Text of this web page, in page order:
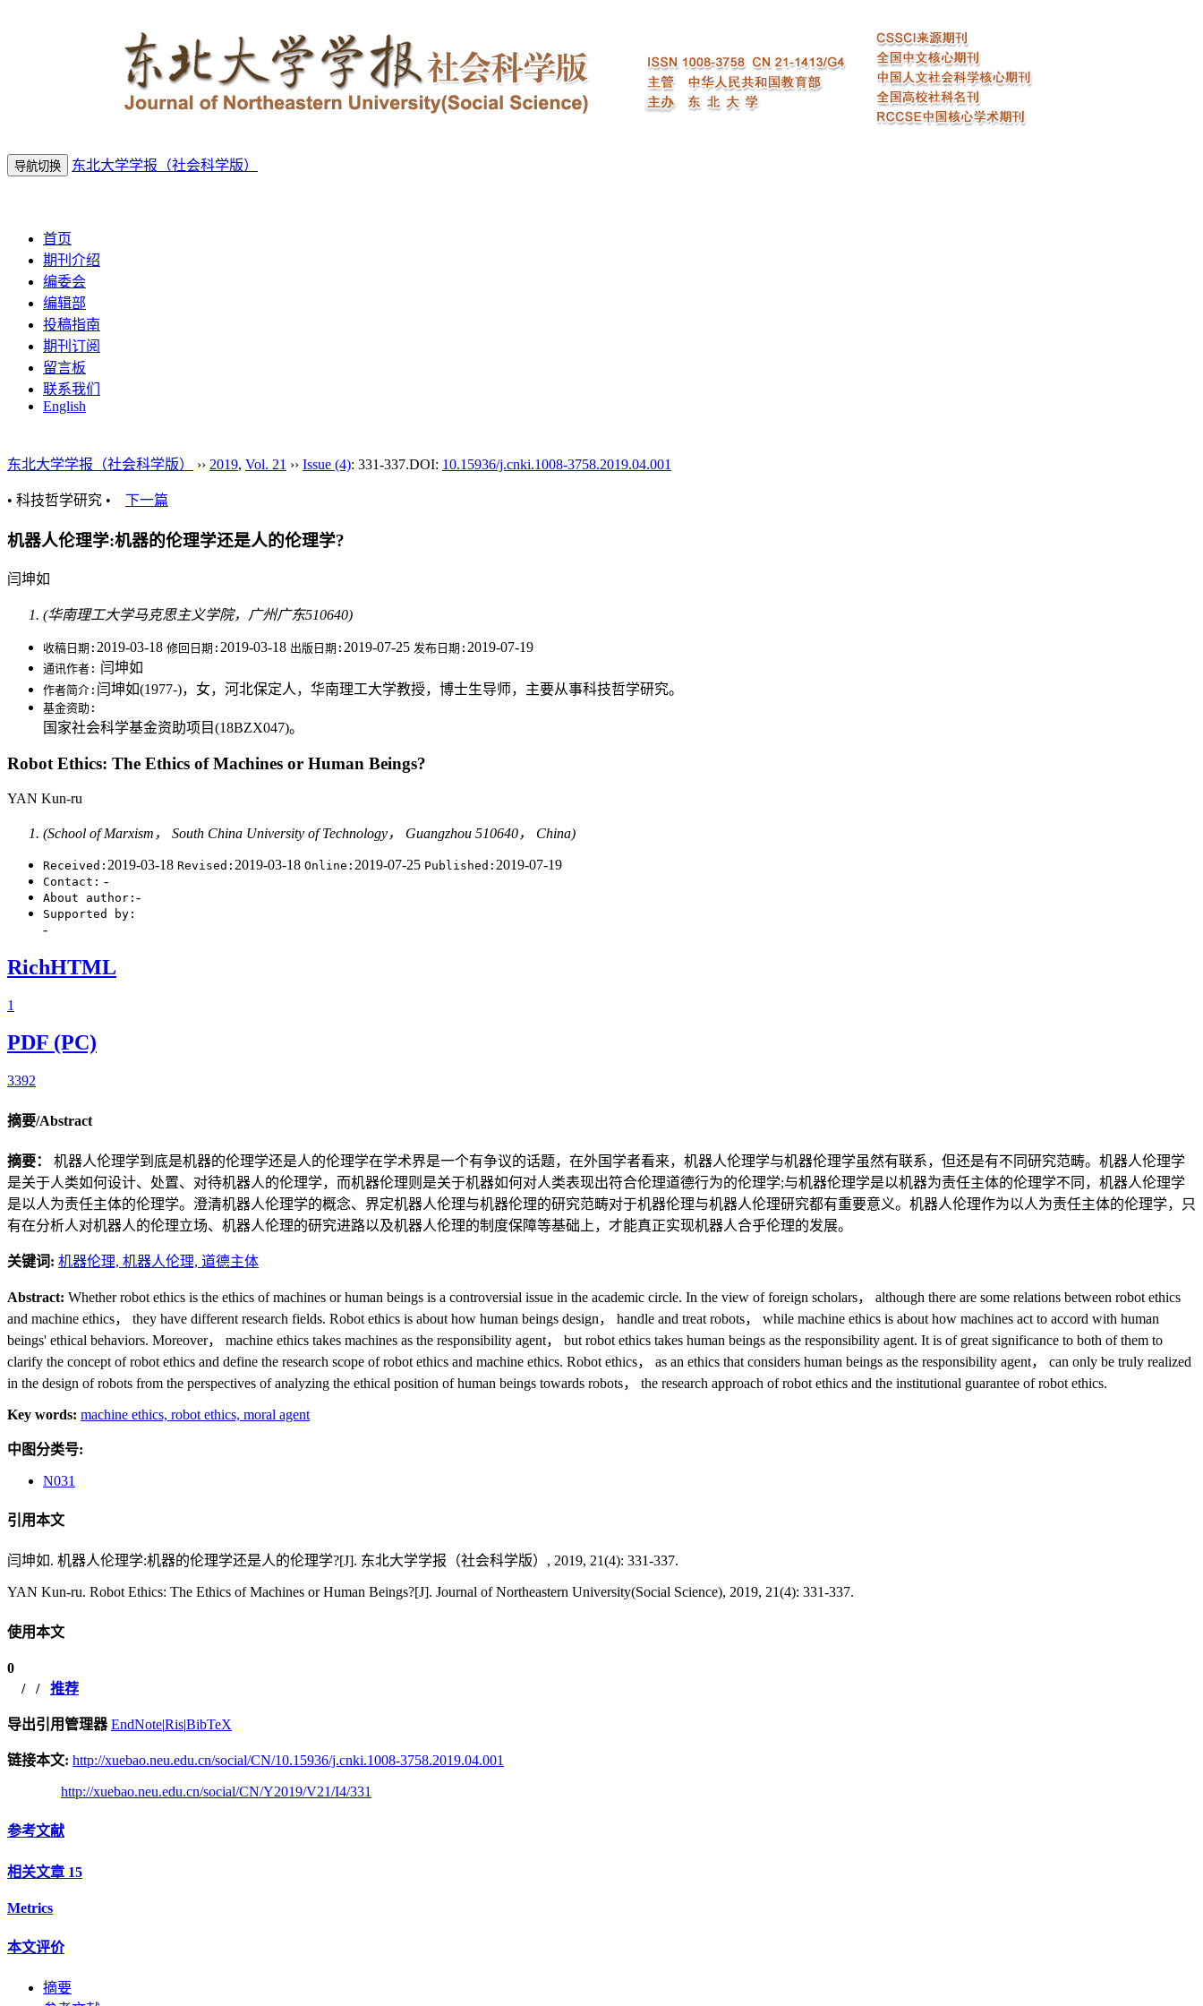
导航切换 东北大学学报（社会科学版）
首页
期刊介绍
编委会
编辑部
投稿指南
期刊订阅
留言板
联系我们
English
东北大学学报（社会科学版） ›› 2019, Vol. 21 ›› Issue (4): 331-337.DOI: 10.15936/j.cnki.1008-3758.2019.04.001
• 科技哲学研究 • 下一篇
机器人伦理学:机器的伦理学还是人的伦理学?
闫坤如
(华南理工大学马克思主义学院，广州广东510640)
收稿日期: 2019-03-18 修回日期: 2019-03-18 出版日期: 2019-07-25 发布日期: 2019-07-19
通讯作者: 闫坤如
作者简介: 闫坤如(1977-)，女，河北保定人，华南理工大学教授，博士生导师，主要从事科技哲学研究。
基金资助:
国家社会科学基金资助项目(18BZX047)。
Robot Ethics: The Ethics of Machines or Human Beings?
YAN Kun-ru
(School of Marxism， South China University of Technology， Guangzhou 510640， China)
Received: 2019-03-18 Revised: 2019-03-18 Online: 2019-07-25 Published: 2019-07-19
Contact: -
About author: -
Supported by:
-
RichHTML
1
PDF (PC)
3392
摘要/Abstract
摘要： 机器人伦理学到底是机器的伦理学还是人的伦理学在学术界是一个有争议的话题，在外国学者看来，机器人伦理学与机器伦理学虽然有联系，但还是有不同研究范畴。机器人伦理学
是关于人类如何设计、处置、对待机器人的伦理学，而机器伦理则是关于机器如何对人类表现出符合伦理道德行为的伦理学;与机器伦理学是以机器为责任主体的伦理学不同，机器人伦理学
是以人为责任主体的伦理学。澄清机器人伦理学的概念、界定机器人伦理与机器伦理的研究范畴对于机器伦理与机器人伦理研究都有重要意义。机器人伦理作为以人为责任主体的伦理学，只
有在分析人对机器人的伦理立场、机器人伦理的研究进路以及机器人伦理的制度保障等基础上，才能真正实现机器人合乎伦理的发展。
关键词: 机器伦理, 机器人伦理, 道德主体
Abstract: Whether robot ethics is the ethics of machines or human beings is a controversial issue in the academic circle. In the view of foreign scholars， although there are some relations between robot ethics
and machine ethics， they have different research fields. Robot ethics is about how human beings design， handle and treat robots， while machine ethics is about how machines act to accord with human
beings' ethical behaviors. Moreover， machine ethics takes machines as the responsibility agent， but robot ethics takes human beings as the responsibility agent. It is of great significance to both of them to
clarify the concept of robot ethics and define the research scope of robot ethics and machine ethics. Robot ethics， as an ethics that considers human beings as the responsibility agent， can only be truly realized
in the design of robots from the perspectives of analyzing the ethical position of human beings towards robots， the research approach of robot ethics and the institutional guarantee of robot ethics.
Key words: machine ethics, robot ethics, moral agent
中图分类号:
N031
引用本文
闫坤如. 机器人伦理学:机器的伦理学还是人的伦理学?[J]. 东北大学学报（社会科学版）, 2019, 21(4): 331-337.
YAN Kun-ru. Robot Ethics: The Ethics of Machines or Human Beings?[J]. Journal of Northeastern University(Social Science), 2019, 21(4): 331-337.
使用本文
0
/ / 推荐
导出引用管理器 EndNote|Ris|BibTeX
链接本文: http://xuebao.neu.edu.cn/social/CN/10.15936/j.cnki.1008-3758.2019.04.001
http://xuebao.neu.edu.cn/social/CN/Y2019/V21/I4/331
参考文献
相关文章 15
Metrics
本文评价
摘要